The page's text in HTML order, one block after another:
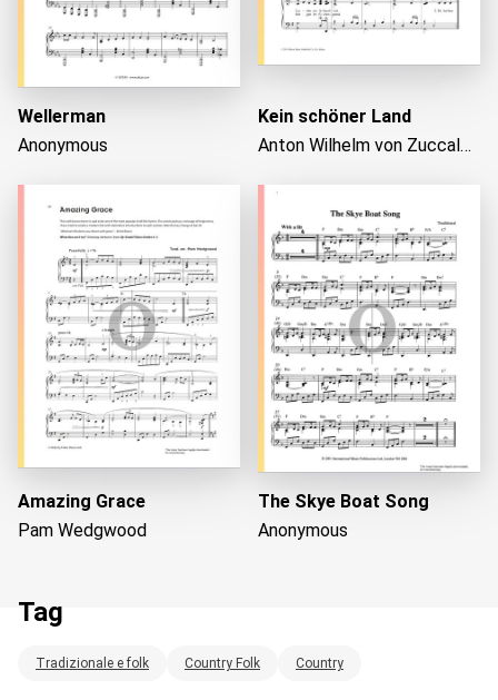
Wellerman
Anonymous
Kein schöner Land
Anton Wilhelm von Zuccalmaglio
Amazing Grace
Pam Wedgwood
The Skye Boat Song
Anonymous
Tag
Tradizionale e folk Country Folk Country